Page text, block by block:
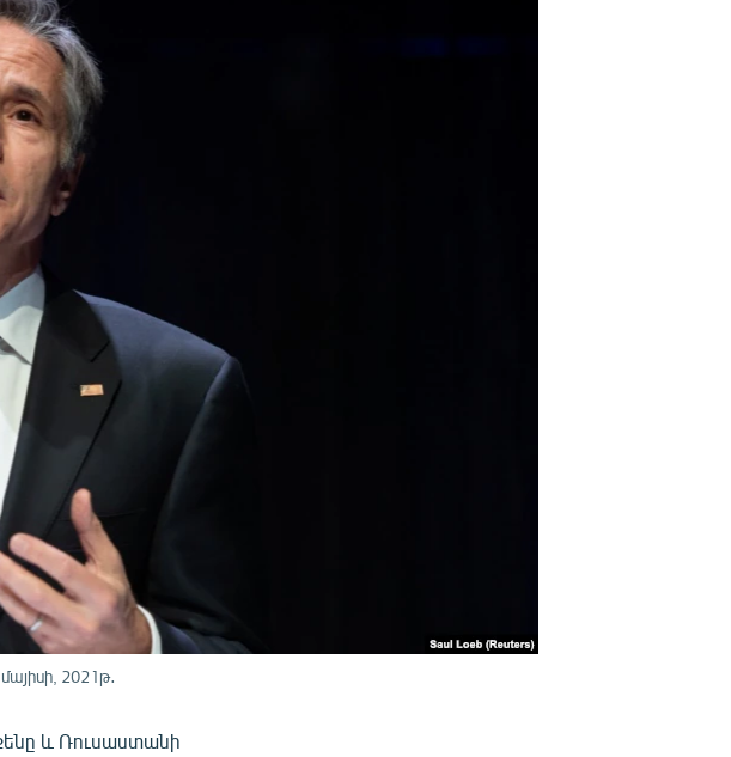
2021թ․
և Ռուսաստանի